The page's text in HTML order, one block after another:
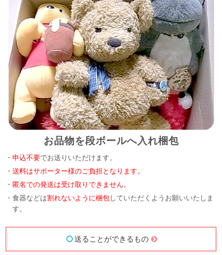
お品物を段ボールへ入れ梱包
・申込不要でお送りいただけます。
・送料はサポーター様のご負担となります。
・ 匿名での発送は受け取りできません。
・食器などは割れないように梱包していただくようお願いいたしま
す。
送ることができるもの